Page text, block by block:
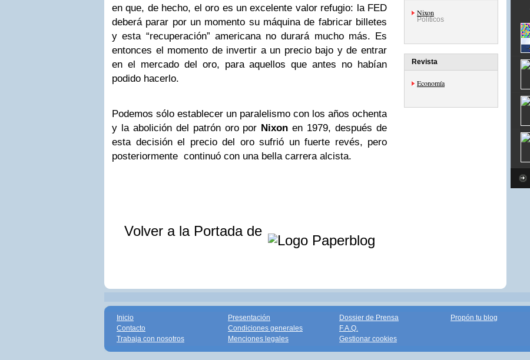
en que, de hecho, el oro es un excelente valor refugio: la FED
deberá parar por un momento su máquina de fabricar billetes
y esta “recuperación” americana no durará mucho más. Es
entonces el momento de invertir a un precio bajo y de entrar
en el mercado del oro, para aquellos que antes no habían
podido hacerlo.
Podemos sólo establecer un paralelismo con los años ochenta
y la abolición del patrón oro por Nixon en 1979, después de
esta decisión el precio del oro sufrió un fuerte revés, pero
posteriormente continuó con una bella carrera alcista.
Volver a la Portada de
Nixon
Políticos
Revista
Economía
Inicio
Contacto
Trabaja con nosotros
Presentación
Condiciones generales
Menciones legales
Dossier de Prensa
F.A.Q.
Gestionar cookies
Propón tu blog